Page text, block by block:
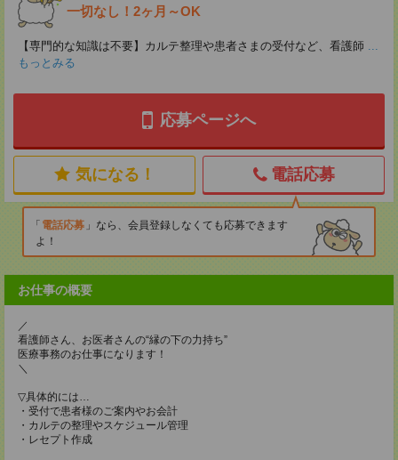
一切なし！2ヶ月～OK
【専門的な知識は不要】カルテ整理や患者さまの受付など、看護師 ...
もっとみる
応募ページへ
気になる！ 電話応募
電話応募
なら、会員登録しなくても応募できます
よ！
お仕事の概要
／
看護師さん、お医者さんの“縁の下の力持ち”
医療事務のお仕事になります！
＼
▽具体的には…
・受付で患者様のご案内やお会計
・カルテの整理やスケジュール管理
・レセプト作成